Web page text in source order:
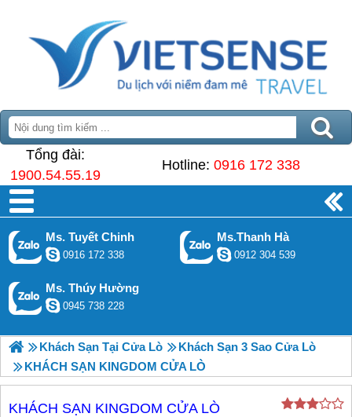
Tổng đài:
1900.54.55.19
Hotline: 0916 172 338
Ms. Tuyết Chinh
0916 172 338
Ms.Thanh Hà
0912 304 539
Ms. Thúy Hường
0945 738 228
Khách Sạn Tại Cửa Lò
Khách Sạn 3 Sao Cửa Lò
KHÁCH SẠN KINGDOM CỬA LÒ
KHÁCH SẠN KINGDOM CỬA LÒ